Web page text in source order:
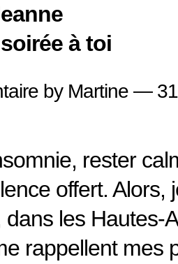
à toi
by Martine —
rester
offert. Alors,
dans les Hautes-
rappellent mes